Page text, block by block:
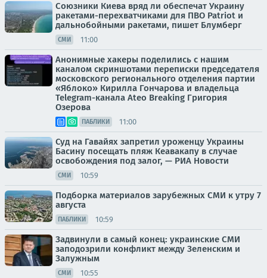
Союзники Киева вряд ли обеспечат Украину
ракетами-перехватчиками для ПВО Patriot и
дальнобойными ракетами, пишет Блумберг
СМИ 11:00
Анонимные хакеры поделились с нашим
каналом скриншотами переписки председателя
московского регионального отделения партии
«Яблоко» Кирилла Гончарова и владельца
Telegram-канала Ateo Breaking Григория
Озерова
ПАБЛИКИ 11:00
Суд на Гавайях запретил уроженцу Украины
Басину посещать пляж Кеавакапу в случае
освобождения под залог, — РИА Новости
СМИ 10:59
Подборка материалов зарубежных СМИ к утру 7
августа
ПАБЛИКИ 10:59
Задвинули в самый конец: украинские СМИ
заподозрили конфликт между Зеленским и
Залужным
СМИ 10:55